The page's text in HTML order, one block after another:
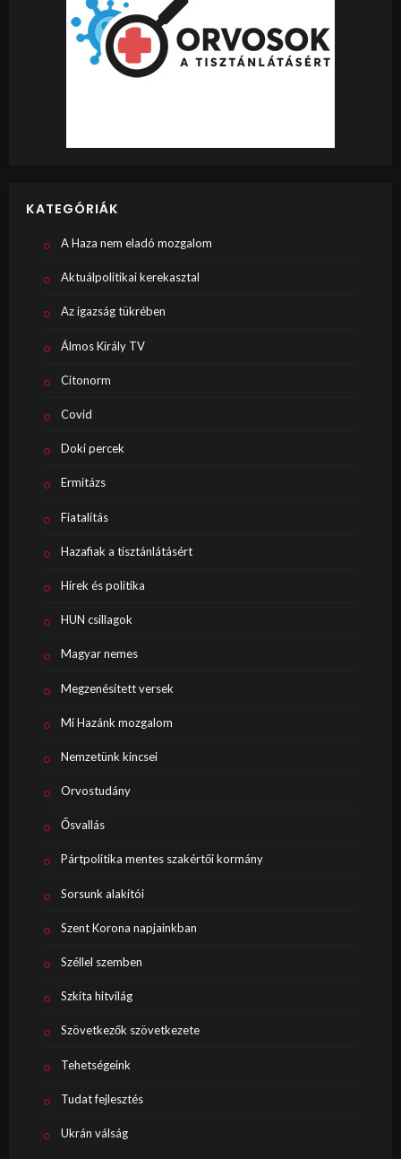
KATEGÓRIÁK
A Haza nem eladó mozgalom
Aktuálpolitikai kerekasztal
Az igazság tükrében
Álmos Király TV
Citonorm
Covid
Doki percek
Ermitázs
Fiatalítás
Hazafiak a tisztánlátásért
Hírek és politika
HUN csillagok
Magyar nemes
Megzenésített versek
Mi Hazánk mozgalom
Nemzetünk kincsei
Orvostudány
Ősvallás
Pártpolitika mentes szakértői kormány
Sorsunk alakítói
Szent Korona napjainkban
Széllel szemben
Szkíta hitvilág
Szövetkezők szövetkezete
Tehetségeink
Tudat fejlesztés
Ukrán válság